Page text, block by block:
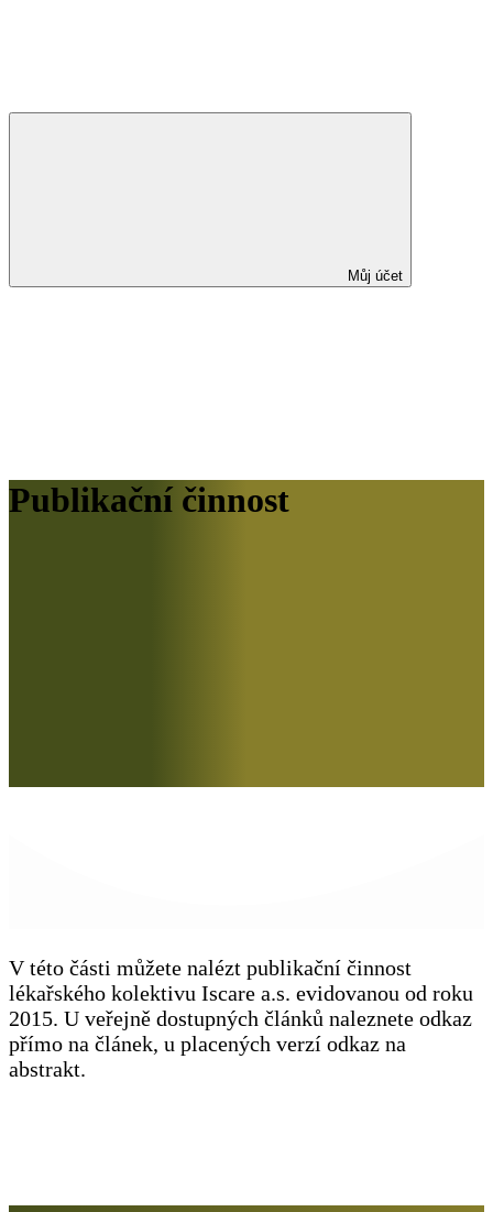
Můj účet
Publikační činnost
V této části můžete nalézt publikační činnost
lékařského kolektivu Iscare a.s. evidovanou od roku
2015. U veřejně dostupných článků naleznete odkaz
přímo na článek, u placených verzí odkaz na
abstrakt.